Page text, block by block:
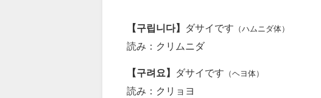
【구립니다】 ダサイです （ハムニダ体）
読み：クリムニダ
【구려요】 ダサイです （ヘヨ体）
読み：クリョヨ